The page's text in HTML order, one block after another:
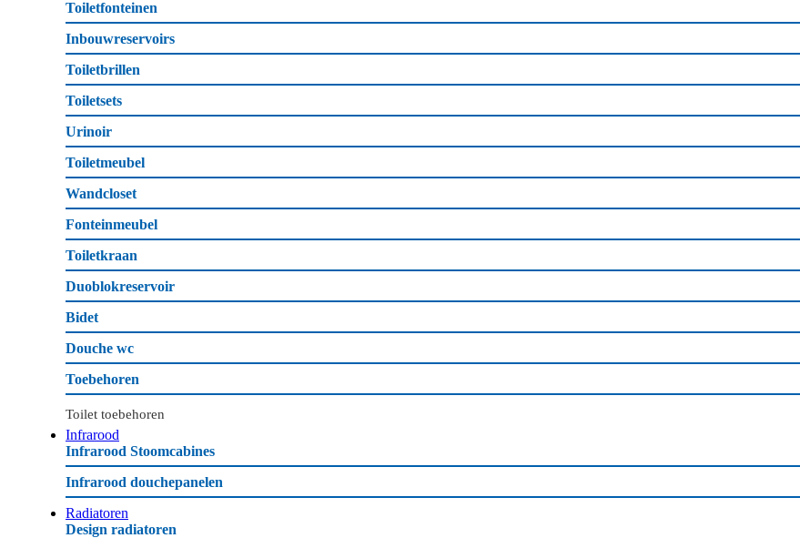
Toiletfonteinen
Inbouwreservoirs
Toiletbrillen
Toiletsets
Urinoir
Toiletmeubel
Wandcloset
Fonteinmeubel
Toiletkraan
Duoblokreservoir
Bidet
Douche wc
Toebehoren
Toilet toebehoren
Infrarood
Infrarood Stoomcabines
Infrarood douchepanelen
Radiatoren
Design radiatoren